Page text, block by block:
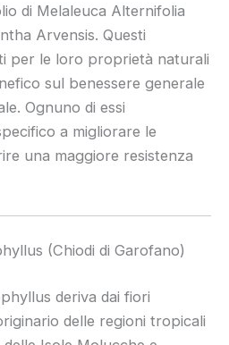
di Melaleuca Alternifolia
Arvensis. Questi
per le loro proprietà naturali
sul benessere generale
Ognuno di essi
a migliorare le
una maggiore resistenza
(Chiodi di Garofano)
deriva dai fiori
delle regioni tropicali